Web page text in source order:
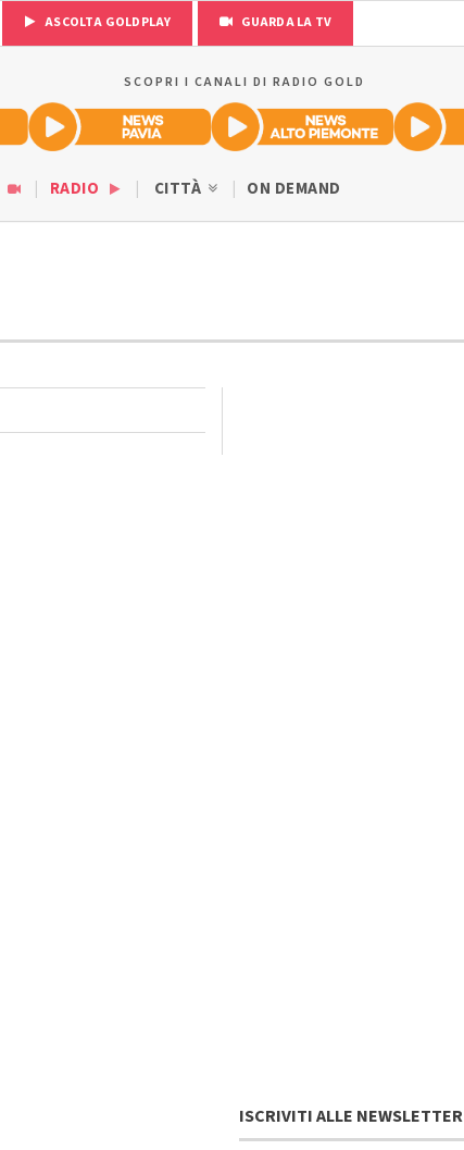
ASCOLTA GOLDPLAY GUARDA LA TV
SCOPRI I CANALI DI RADIO GOLD
RADIO CITTÀ ON DEMAND
ISCRIVITI ALLE NEWSLETTER